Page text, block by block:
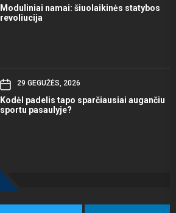
Moduliniai namai: šiuolaikinės statybos
revoliucija
29 GEGUŽĖS, 2026
Kodėl padelis tapo sparčiausiai augančiu
sportu pasaulyje?